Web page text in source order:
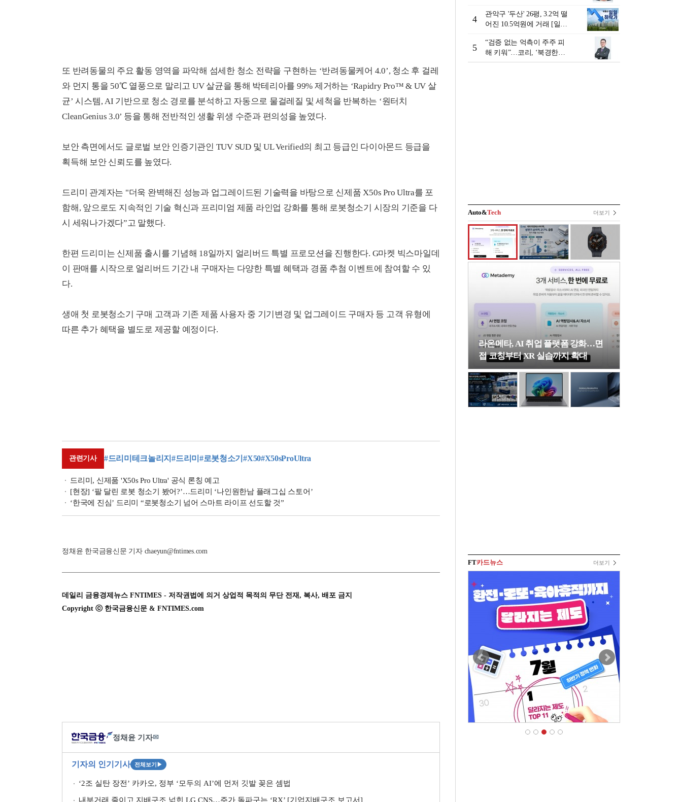
또 반려동물의 주요 활동 영역을 파악해 섬세한 청소 전략을 구현하는 ‘반려동물케어 4.0’, 청소 후 걸레
와 먼지 통을 50℃ 열풍으로 말리고 UV 살균을 통해 박테리아를 99% 제거하는 ‘Rapidry Pro™ & UV 살
균’ 시스템, AI 기반으로 청소 경로를 분석하고 자동으로 물걸레질 및 세척을 반복하는 ‘원터치
CleanGenius 3.0’ 등을 통해 전반적인 생활 위생 수준과 편의성을 높였다.
보안 측면에서도 글로벌 보안 인증기관인 TUV SUD 및 UL Verified의 최고 등급인 다이아몬드 등급을
획득해 보안 신뢰도를 높였다.
드리미 관계자는 "더욱 완벽해진 성능과 업그레이드된 기술력을 바탕으로 신제품 X50s Pro Ultra를 포
함해, 앞으로도 지속적인 기술 혁신과 프리미엄 제품 라인업 강화를 통해 로봇청소기 시장의 기준을 다
시 세워나가겠다”고 말했다.
한편 드리미는 신제품 출시를 기념해 18일까지 얼리버드 특별 프로모션을 진행한다. G마켓 빅스마일데
이 판매를 시작으로 얼리버드 기간 내 구매자는 다양한 특별 혜택과 경품 추첨 이벤트에 참여할 수 있
다.
생애 첫 로봇청소기 구매 고객과 기존 제품 사용자 중 기기변경 및 업그레이드 구매자 등 고객 유형에
따른 추가 혜택을 별도로 제공할 예정이다.
관련기사 #드리미테크놀리지#드리미 #로봇청소기#X50#X50sProUltra
드리미, 신제품 'X50s Pro Ultra' 공식 론칭 예고
[현장] ‘팔 달린 로봇 청소기 봤어?’…드리미 ‘나인원한남 플래그십 스토어’
‘한국에 진심’ 드리미 “로봇청소기 넘어 스마트 라이프 선도할 것”
정채윤 한국금융신문 기자 chaeyun@fntimes.com
데일리 금융경제뉴스 FNTIMES - 저작권법에 의거 상업적 목적의 무단 전재, 복사, 배포 금지
Copyright ⓒ 한국금융신문 & FNTIMES.com
정채윤 기자✉
기자의 인기기사 전체보기 ▶
‘2조 실탄 장전’ 카카오, 정부 ‘모두의 AI’에 먼저 깃발 꽂은 셈법
내부거래 줄이고 지배구조 넓힌 LG CNS…주가 돌파구는 ‘RX’ [기업지배구조 보고서]
행 금융그룹의 꿈①]
4
관악구 '두산' 26평, 3.2억 떨
어진 10.5억원에 거래 [일일
5
“검증 없는 억측이 주주 피
해 키워”…코리, ‘북경한미
미수채권 논란’ 정면 반박
Auto&Tech 더보기
라온메타, AI 취업 플랫폼 강화…면
접 코칭부터 XR 실습까지 확대
FT카드뉴스 더보기